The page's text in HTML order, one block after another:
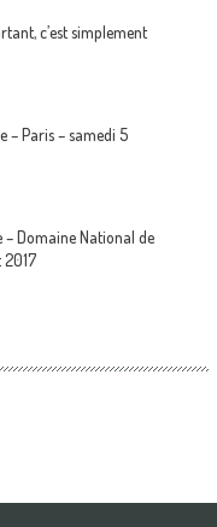
c’est simplement
– Paris – samedi 5
– Domaine National de